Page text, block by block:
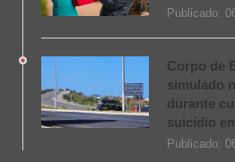
Publicado:
Corpo de
simulado
durante
suicídio
Publicado: